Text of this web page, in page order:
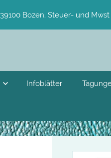
Bozen, Steuer- und
Infoblätter